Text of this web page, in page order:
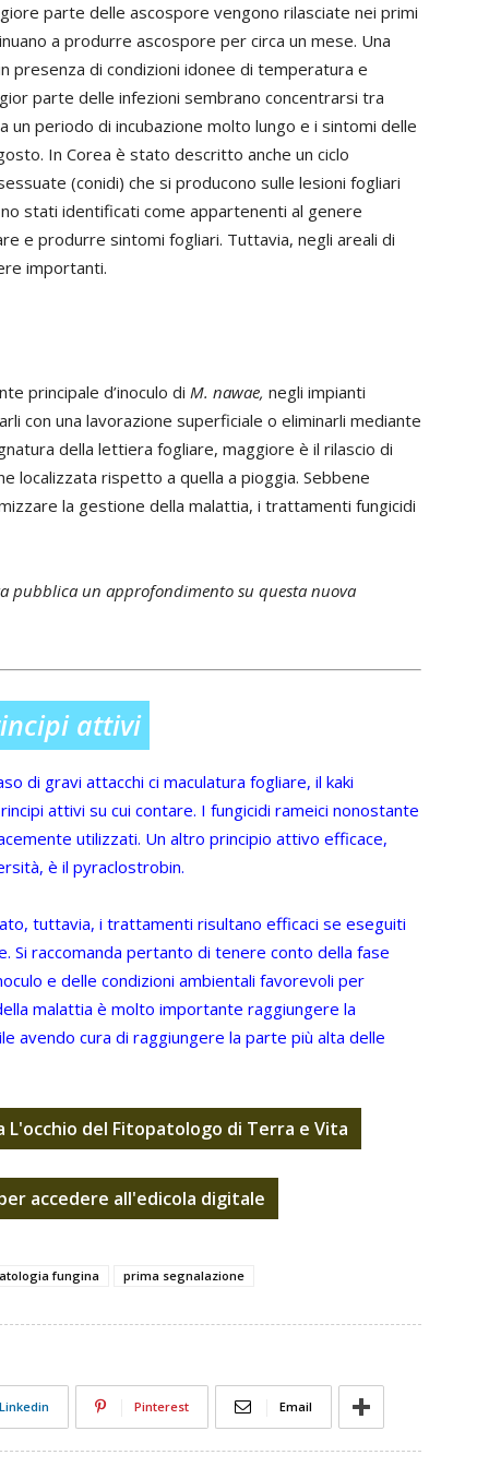
parte delle ascospore vengono rilasciate nei primi
a produrre ascospore per circa un mese. Una
presenza di condizioni idonee di temperatura e
parte delle infezioni sembrano concentrarsi tra
periodo di incubazione molto lungo e i sintomi delle
In Corea è stato descritto anche un ciclo
(conidi) che si producono sulle lesioni fogliari
stati identificati come appartenenti al genere
e produrre sintomi fogliari. Tuttavia, negli areali di
importanti.
principale d’inoculo di M. nawae, negli impianti
con una lavorazione superficiale o eliminarli mediante
della lettiera fogliare, maggiore è il rilascio di
localizzata rispetto a quella a pioggia. Sebbene
la gestione della malattia, i trattamenti fungicidi
pubblica un approfondimento su questa nuova
attivi
di gravi attacchi ci maculatura fogliare, il kaki
attivi su cui contare. I fungicidi rameici nonostante
utilizzati. Un altro principio attivo efficace,
è il pyraclostrobin.
tuttavia, i trattamenti risultano efficaci se eseguiti
Si raccomanda pertanto di tenere conto della fase
e delle condizioni ambientali favorevoli per
malattia è molto importante raggiungere la
avendo cura di raggiungere la parte più alta delle
del Fitopatologo di Terra e Vita
accedere all'edicola digitale
fungina prima segnalazione
Linkedin Pinterest Email